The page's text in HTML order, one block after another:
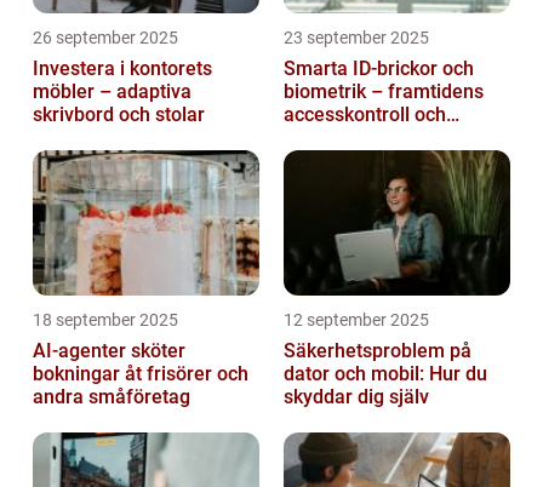
26 september 2025
Investera i kontorets
möbler – adaptiva
skrivbord och stolar
23 september 2025
Smarta ID-brickor och
biometrik – framtidens
accesskontroll och
18 september 2025
AI-agenter sköter
bokningar åt frisörer och
andra småföretag
12 september 2025
Säkerhetsproblem på
dator och mobil: Hur du
skyddar dig själv